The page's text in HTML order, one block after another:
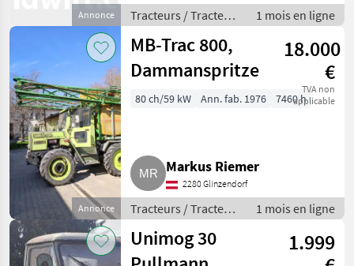
Annonce
Tracteurs / Tracteurs
agricoles
1 mois en ligne
Annonce
MB-Trac 800,
Dammanspritze
18.000
€
TVA non
applicable
80 ch/59 kW Ann. fab. 1976 7460 h
Markus Riemer
2280 Glinzendorf
Tracteurs / Tracteurs
agricoles
1 mois en ligne
Unimog 30
1.999